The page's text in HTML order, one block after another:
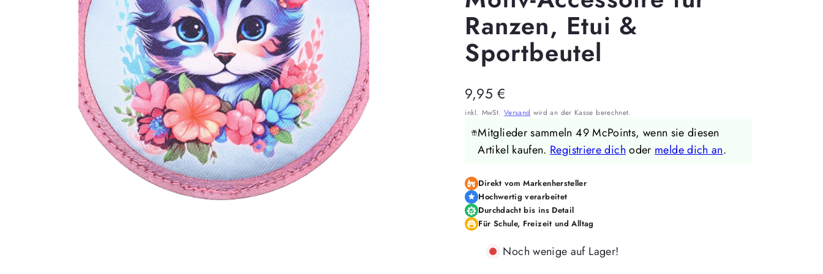
Ranzen, Etui &
Sportbeutel
Regulärer
Preis
9,95 €
inkl. MwSt. Versand wird an der Kasse berechnet.
Mitglieder sammeln 49 McPoints, wenn sie diesen
Artikel kaufen. Registriere dich oder melde dich an.
Direkt vom Markenhersteller
Hochwertig verarbeitet
Durchdacht bis ins Detail
Für Schule, Freizeit und Alltag
Noch wenige auf Lager!